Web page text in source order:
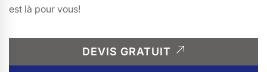
est là pour vous!
DEVIS GRATUIT